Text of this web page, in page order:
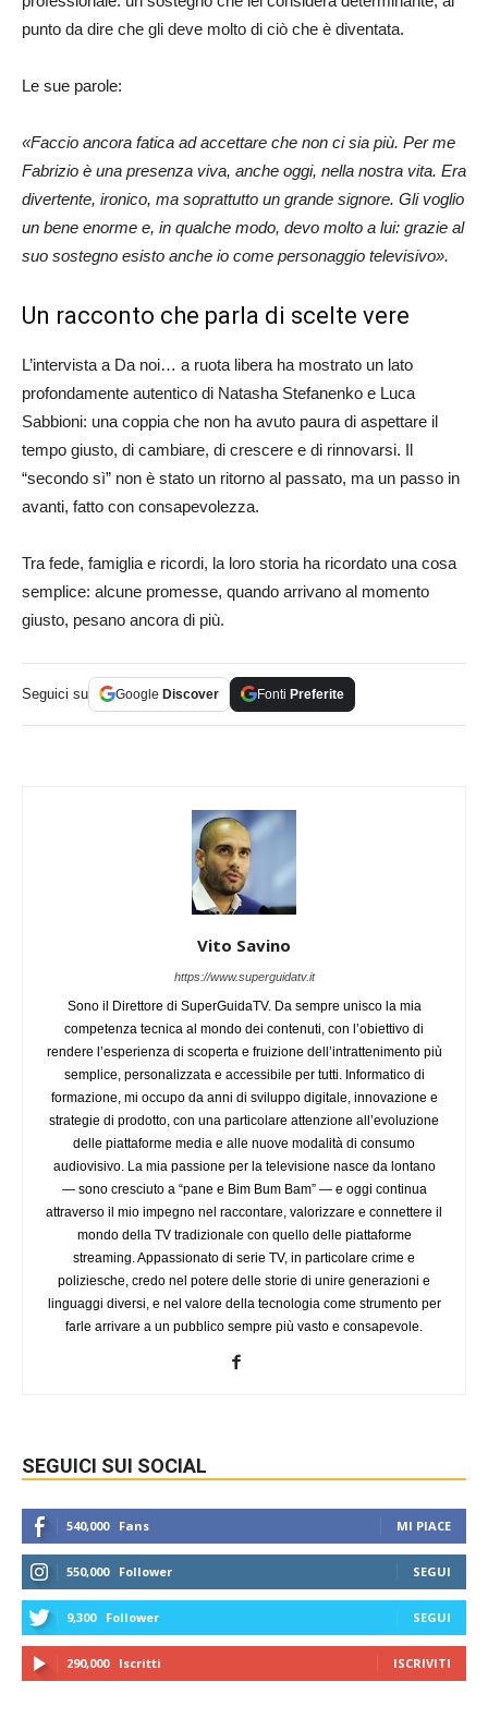
punto da dire che gli deve molto di ciò che è diventata.
Le sue parole:
«Faccio ancora fatica ad accettare che non ci sia più. Per me
Fabrizio è una presenza viva, anche oggi, nella nostra vita. Era
divertente, ironico, ma soprattutto un grande signore. Gli voglio
un bene enorme e, in qualche modo, devo molto a lui: grazie al
suo sostegno esisto anche io come personaggio televisivo».
Un racconto che parla di scelte vere
L’intervista a Da noi… a ruota libera ha mostrato un lato
profondamente autentico di Natasha Stefanenko e Luca
Sabbioni: una coppia che non ha avuto paura di aspettare il
tempo giusto, di cambiare, di crescere e di rinnovarsi. Il
“secondo sì” non è stato un ritorno al passato, ma un passo in
avanti, fatto con consapevolezza.
Tra fede, famiglia e ricordi, la loro storia ha ricordato una cosa
semplice: alcune promesse, quando arrivano al momento
giusto, pesano ancora di più.
Seguici su Google Discover Fonti Preferite
Vito Savino
https://www.superguidatv.it
Sono il Direttore di SuperGuidaTV. Da sempre unisco la mia
competenza tecnica al mondo dei contenuti, con l’obiettivo di
rendere l’esperienza di scoperta e fruizione dell’intrattenimento più
semplice, personalizzata e accessibile per tutti. Informatico di
formazione, mi occupo da anni di sviluppo digitale, innovazione e
strategie di prodotto, con una particolare attenzione all’evoluzione
delle piattaforme media e alle nuove modalità di consumo
audiovisivo. La mia passione per la televisione nasce da lontano
— sono cresciuto a “pane e Bim Bum Bam” — e oggi continua
attraverso il mio impegno nel raccontare, valorizzare e connettere il
mondo della TV tradizionale con quello delle piattaforme
streaming. Appassionato di serie TV, in particolare crime e
poliziesche, credo nel potere delle storie di unire generazioni e
linguaggi diversi, e nel valore della tecnologia come strumento per
farle arrivare a un pubblico sempre più vasto e consapevole.
SEGUICI SUI SOCIAL
540,000 Fans MI PIACE
550,000 Follower SEGUI
9,300 Follower SEGUI
290,000 Iscritti ISCRIVITI